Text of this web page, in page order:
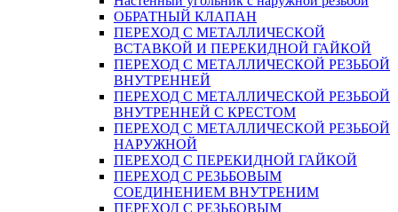
ОБРАТНЫЙ КЛАПАН
ПЕРЕХОД С МЕТАЛЛИЧЕСКОЙ
ВСТАВКОЙ И ПЕРЕКИДНОЙ ГАЙКОЙ
ПЕРЕХОД С МЕТАЛЛИЧЕСКОЙ РЕЗЬБОЙ
ВНУТРЕННЕЙ
ПЕРЕХОД С МЕТАЛЛИЧЕСКОЙ РЕЗЬБОЙ
ВНУТРЕННЕЙ С КРЕСТОМ
ПЕРЕХОД С МЕТАЛЛИЧЕСКОЙ РЕЗЬБОЙ
НАРУЖНОЙ
ПЕРЕХОД С ПЕРЕКИДНОЙ ГАЙКОЙ
ПЕРЕХОД С РЕЗЬБОВЫМ
СОЕДИНЕНИЕМ ВНУТРЕНИМ
ПЕРЕХОД С РЕЗЬБОВЫМ